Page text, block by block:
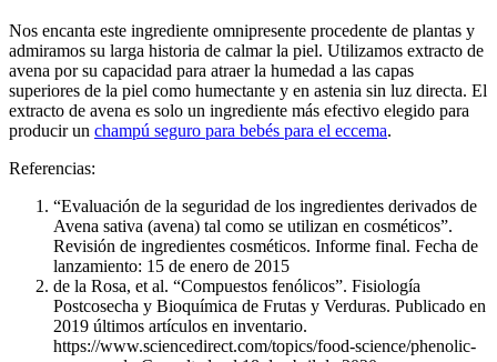
Nos encanta este ingrediente omnipresente procedente de plantas y
admiramos su larga historia de calmar la piel. Utilizamos extracto de
avena por su capacidad para atraer la humedad a las capas
superiores de la piel como humectante y en astenia sin luz directa. El
extracto de avena es solo un ingrediente más efectivo elegido para
producir un champú seguro para bebés para el eccema.
Referencias:
“Evaluación de la seguridad de los ingredientes derivados de
Avena sativa (avena) tal como se utilizan en cosméticos”.
Revisión de ingredientes cosméticos. Informe final. Fecha de
lanzamiento: 15 de enero de 2015
de la Rosa, et al. “Compuestos fenólicos”. Fisiología
Postcosecha y Bioquímica de Frutas y Verduras. Publicado en
2019 últimos artículos en inventario.
https://www.sciencedirect.com/topics/food-science/phenolic-